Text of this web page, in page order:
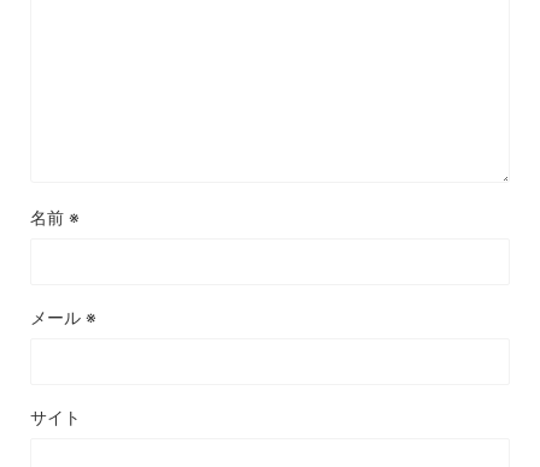
名前 ※
メール ※
サイト